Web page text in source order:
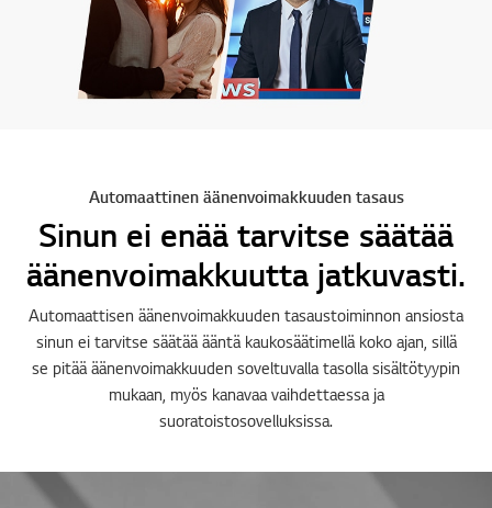
Automaattinen äänenvoimakkuuden tasaus
Sinun ei enää tarvitse säätää
äänenvoimakkuutta jatkuvasti.
Automaattisen äänenvoimakkuuden tasaustoiminnon ansiosta
sinun ei tarvitse säätää ääntä kaukosäätimellä koko ajan, sillä
se pitää äänenvoimakkuuden soveltuvalla tasolla sisältötyypin
mukaan, myös kanavaa vaihdettaessa ja
suoratoistosovelluksissa.